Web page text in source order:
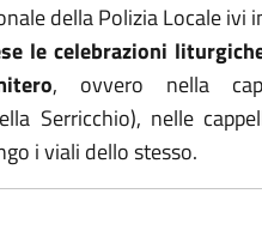
della Polizia Locale ivi
le celebrazioni
, ovvero nella
Serricchio), nelle
i viali dello stesso.